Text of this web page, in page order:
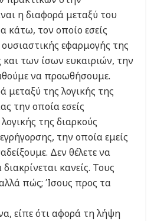
η διαφορά μεταξύ του
κάτω, τον οποίο εσείς
εφαρμογής της
των ίσων ευκαιριών, την
να προωθήσουμε.
μεταξύ της λογικής της
την οποία εσείς
της διαρκούς
την οποία εμείς
Δεν θέλετε να
κανείς. Τους
πώς; Ίσους προς τα
είπε ότι αφορά τη λήψη